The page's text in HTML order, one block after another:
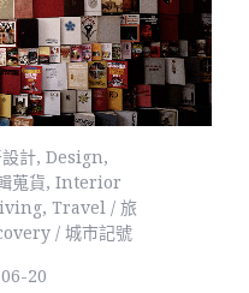
計, Design,
蒐貨, Interior
, Travel / 旅
/ 城市記號
20